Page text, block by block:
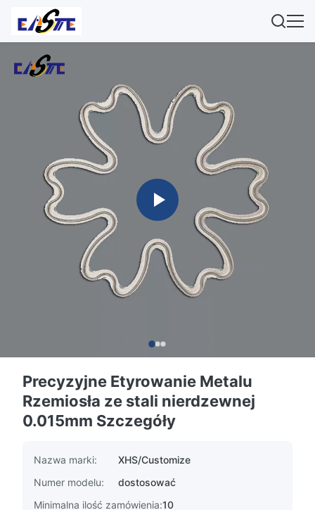
Precyzyjne Etyrowanie Metalu
Rzemiosła ze stali nierdzewnej
0.015mm Szczegóły
Nazwa marki:
XHS/Customize
Numer modelu:
dostosować
Minimalna ilość zamówienia:10